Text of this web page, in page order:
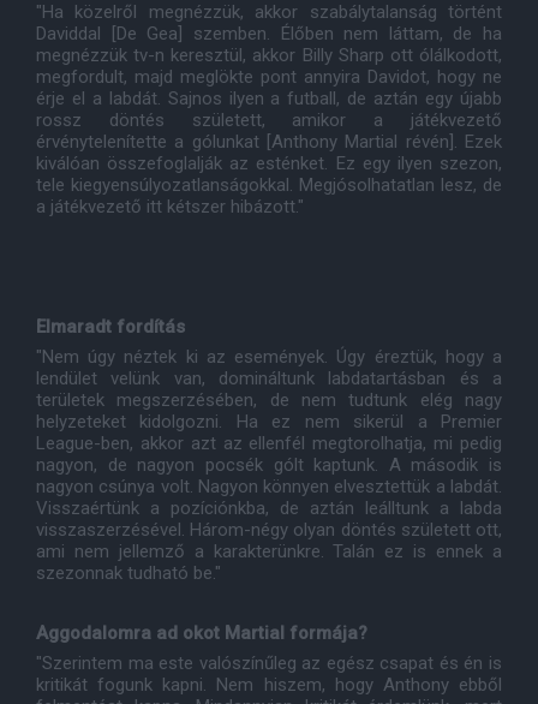
"Ha közelről megnézzük, akkor szabálytalanság történt
Daviddal [De Gea] szemben. Élőben nem láttam, de ha
megnézzük tv-n keresztül, akkor Billy Sharp ott ólálkodott,
megfordult, majd meglökte pont annyira Davidot, hogy ne
érje el a labdát. Sajnos ilyen a futball, de aztán egy újabb
rossz döntés született, amikor a játékvezető
érvénytelenítette a gólunkat [Anthony Martial révén]. Ezek
kiválóan összefoglalják az esténket. Ez egy ilyen szezon,
tele kiegyensúlyozatlanságokkal. Megjósolhatatlan lesz, de
a játékvezető itt kétszer hibázott."
Elmaradt fordítás
"Nem úgy néztek ki az események. Úgy éreztük, hogy a
lendület velünk van, domináltunk labdatartásban és a
területek megszerzésében, de nem tudtunk elég nagy
helyzeteket kidolgozni. Ha ez nem sikerül a Premier
League-ben, akkor azt az ellenfél megtorolhatja, mi pedig
nagyon, de nagyon pocsék gólt kaptunk. A második is
nagyon csúnya volt. Nagyon könnyen elvesztettük a labdát.
Visszaértünk a pozíciónkba, de aztán leálltunk a labda
visszaszerzésével. Három-négy olyan döntés született ott,
ami nem jellemző a karakterünkre. Talán ez is ennek a
szezonnak tudható be."
Aggodalomra ad okot Martial formája?
"Szerintem ma este valószínűleg az egész csapat és én is
kritikát fogunk kapni. Nem hiszem, hogy Anthony ebből